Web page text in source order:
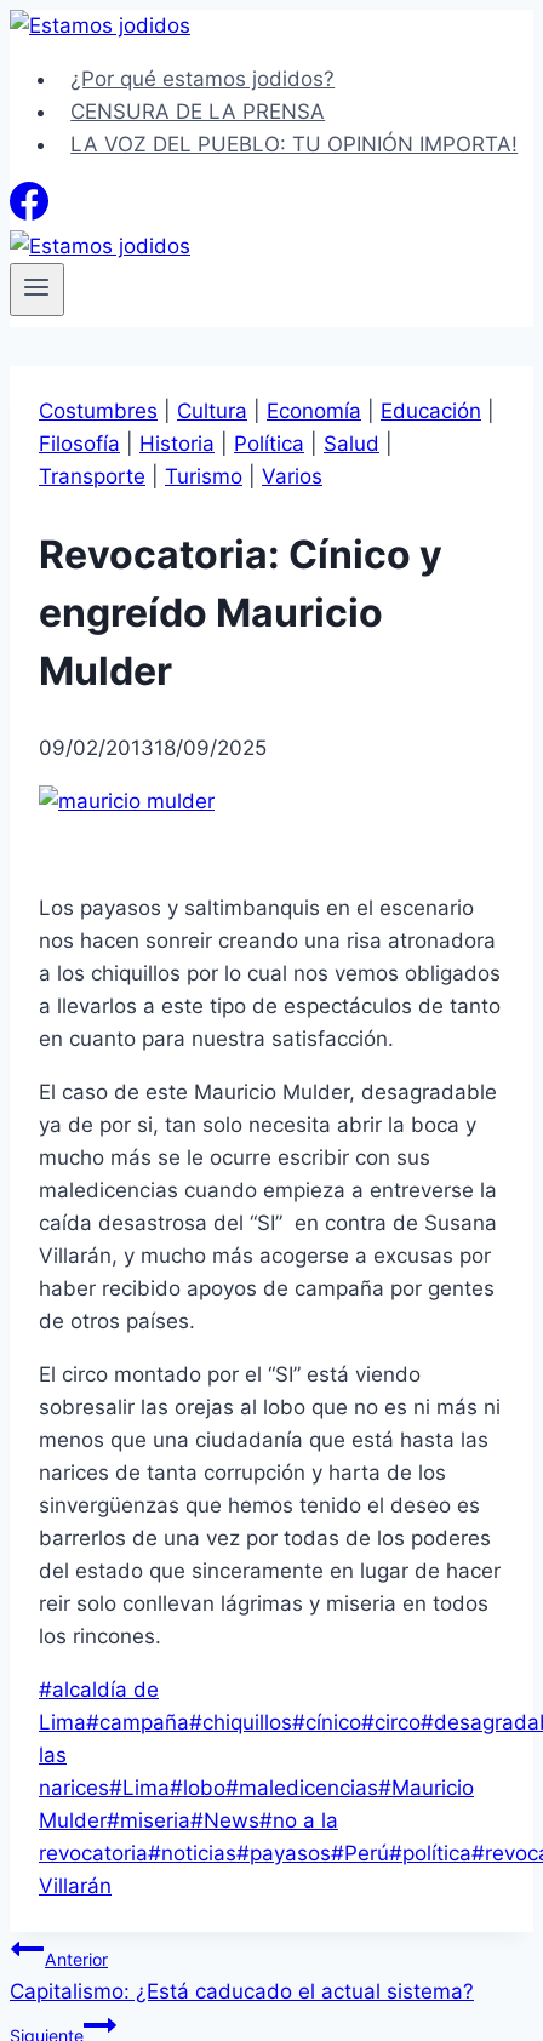
Saltar
contenido¿Por qué estamos jodidos?
CENSURA DE LA PRENSA
LA VOZ DEL PUEBLO: TU OPINIÓN IMPORTA!
Costumbres Cultura Economía Educación
Filosofía
Historia Política Salud
Transporte
Turismo Varios
Revocatoria: Cínico y
engreído Mauricio
Mulder
09/02/201318/09/2025
Los payasos y saltimbanquis en el escenario
nos hacen sonreir creando una risa atronadora
a los chiquillos por lo cual nos vemos obligados
a llevarlos a este tipo de espectáculos de tanto
en cuanto para nuestra satisfacción.
El caso de este Mauricio Mulder, desagradable
ya de por si, tan solo necesita abrir la boca y
mucho más se le ocurre escribir con sus
maledicencias cuando empieza a entreverse la
caída desastrosa del “SI” en contra de Susana
Villarán, y mucho más acogerse a excusas por
haber recibido apoyos de campaña por gentes
de otros países.
El circo montado por el “SI” está viendo
sobresalir las orejas al lobo que no es ni más ni
menos que una ciudadanía que está hasta las
narices de tanta corrupción y harta de los
sinvergüenzas que hemos tenido el deseo es
barrerlos de una vez por todas de los poderes
del estado que sinceramente en lugar de hacer
reir solo conllevan lágrimas y miseria en todos
los rincones.
Etiquetas
de
la
entrada:
#alcaldía de
Lima#campaña#chiquillos#cínico#circo#
las
narices#Lima#lobo#maledicencias#Mauricio
Mulder#miseria#News#no a la
revocatoria#noticias#payasos#Perú#política#
Villarán
Navegación
de
Anterior
Capitalismo: ¿Está caducado el actual sistema?
Siguiente